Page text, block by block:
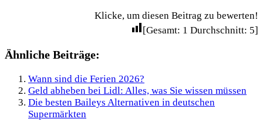
Klicke, um diesen Beitrag zu bewerten!
[Gesamt: 1 Durchschnitt: 5]
Ähnliche Beiträge:
Wann sind die Ferien 2026?
Geld abheben bei Lidl: Alles, was Sie wissen müssen
Die besten Baileys Alternativen in deutschen
Supermärkten